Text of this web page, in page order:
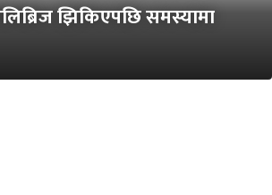
झिकिएपछि समस्यामा